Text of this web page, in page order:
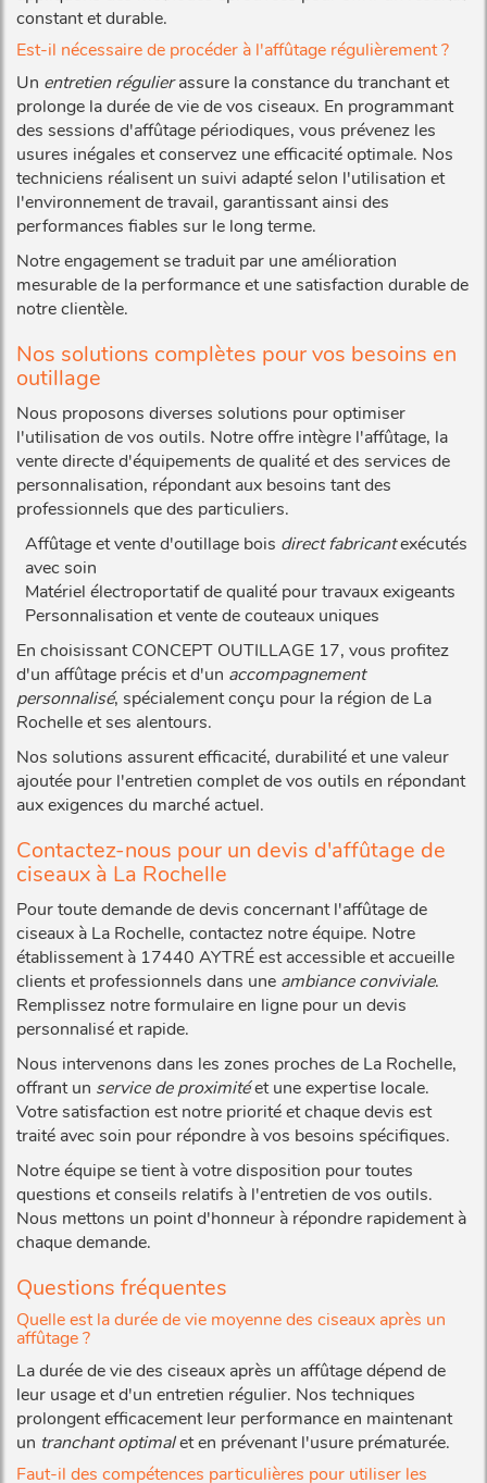
constant et durable.
Est-il nécessaire de procéder à l'affûtage régulièrement ?
Un entretien régulierassure la constance du tranchant et
prolonge la durée de vie de vos ciseaux. En programmant
des sessions d'affûtage périodiques, vous prévenez les
usures inégales et conservez une efficacité optimale. Nos
techniciens réalisent un suivi adapté selon l'utilisation et
l'environnement de travail, garantissant ainsi des
performances fiables sur le long terme.
Notre engagement se traduit par une amélioration
mesurable de la performance et une satisfaction durable de
notre clientèle.
Nos solutions complètes pour vos besoins en
outillage
Nous proposons diverses solutions pour optimiser
l'utilisation de vos outils. Notre offre intègre l'affûtage, la
vente directe d'équipements de qualité et des services de
personnalisation, répondant aux besoins tant des
professionnels que des particuliers.
Affûtage et vente d'outillage bois direct fabricantexécutés
avec soin
Matériel électroportatif de qualité pour travaux exigeants
Personnalisation et vente de couteaux uniques
En choisissant CONCEPT OUTILLAGE 17, vous profitez
d'un affûtage précis et d'un accompagnement
personnalisé, spécialement conçu pour la région de La
Rochelle et ses alentours.
Nos solutions assurent efficacité, durabilité et une valeur
ajoutée pour l'entretien complet de vos outils en répondant
aux exigences du marché actuel.
Contactez-nous pour un devis d'affûtage de
ciseaux à La Rochelle
Pour toute demande de devis concernant l'affûtage de
ciseaux à La Rochelle, contactez notre équipe. Notre
établissement à 17440 AYTRÉ est accessible et accueille
clients et professionnels dans une ambiance conviviale.
Remplissez notre formulaire en ligne pour un devis
personnalisé et rapide.
Nous intervenons dans les zones proches de La Rochelle,
offrant un service de proximitéet une expertise locale.
Votre satisfaction est notre priorité et chaque devis est
traité avec soin pour répondre à vos besoins spécifiques.
Notre équipe se tient à votre disposition pour toutes
questions et conseils relatifs à l'entretien de vos outils.
Nous mettons un point d'honneur à répondre rapidement à
chaque demande.
Questions fréquentes
Quelle est la durée de vie moyenne des ciseaux après un
affûtage ?
La durée de vie des ciseaux après un affûtage dépend de
leur usage et d'un entretien régulier. Nos techniques
prolongent efficacement leur performance en maintenant
un tranchant optimalet en prévenant l'usure prématurée.
Faut-il des compétences particulières pour utiliser les